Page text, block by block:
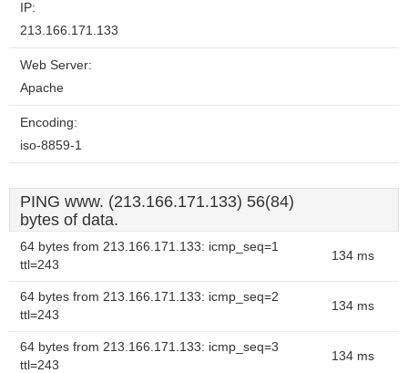
IP:
213.166.171.133
Web Server:
Apache
Encoding:
iso-8859-1
PING www. (213.166.171.133) 56(84)
bytes of data.
64 bytes from 213.166.171.133: icmp_seq=1
ttl=243
134 ms
64 bytes from 213.166.171.133: icmp_seq=2
ttl=243
134 ms
64 bytes from 213.166.171.133: icmp_seq=3
ttl=243
134 ms